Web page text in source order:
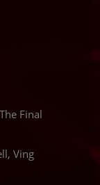
Final
Ving